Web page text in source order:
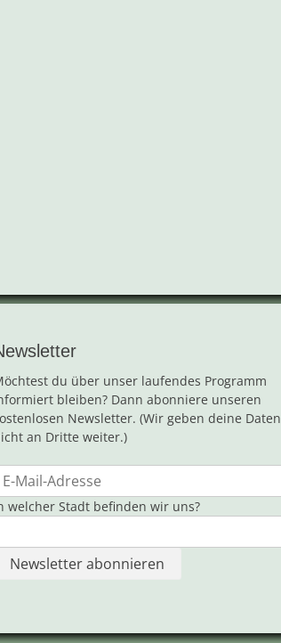
du über unser laufendes Programm
bleiben? Dann abonniere unseren
Newsletter. (Wir geben deine Daten
an Dritte weiter.)
welcher Stadt befinden wir uns?